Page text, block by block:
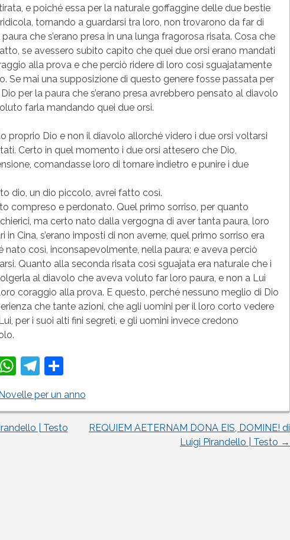
e poiché essa per la naturale goffaggine delle due bestie
tornando a guardarsi tra loro, non trovarono da far di
che s’erano presa in una lunga fragorosa risata. Cosa che
se avessero subito capito che quei due orsi erano mandati
alla prova e che perciò ridere di loro così sguajatamente
Se mai una supposizione di questo genere fosse passata per
per la paura che s’erano presa avrebbero pensato al diavolo
farla mandando quei due orsi.
proprio Dio e non il diavolo allorché videro i due orsi voltarsi
Certo in quel momento i due orsi attesero che Dio,
comandasse loro di tornare indietro e punire i due
dio, un dio piccolo, avrei fatto così.
compreso e perdonato. Quel primo sorriso, per quanto
ma certo nato dalla vergogna di aver tanta paura, loro
in Cina, s’erano imposti di non averne, quel primo sorriso era
nato così, inconsapevolmente, nella paura; e aveva perciò
Quanto alla seconda risata così sguajata era naturale che i
al diavolo che aveva voluto far loro paura, e non a Lui
coraggio alla prova. E questo, perché nessuno meglio di Dio
che tante azioni, che agli uomini per il loro corto vedere
per i suoi alti fini segreti, e gli uomini invece credono
WhatsApp
Telegram
Condividi
per un anno
| Testo
REQUIEM AETERNAM DONA EIS, DOMINE! di
Luigi Pirandello | Testo →